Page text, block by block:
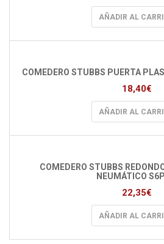
AÑADIR AL
COMEDERO STUBBS PUERTA
18,40€
AÑADIR AL
COMEDERO STUBBS
NEUMÁTICO
22,35€
AÑADIR AL